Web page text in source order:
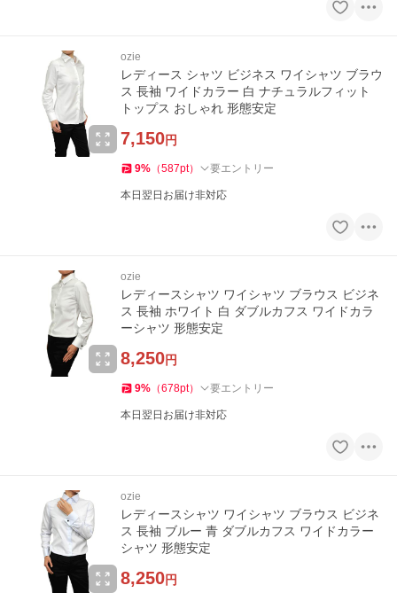
ozie
レディース シャツ ビジネス ワイシャツ ブラウ
ス 長袖 ワイドカラー 白 ナチュラルフィット
トップス おしゃれ 形態安定
7,150円
9% （587pt） 要エントリー
本日翌日お届け非対応
ozie
レディースシャツ ワイシャツ ブラウス ビジネ
ス 長袖 ホワイト 白 ダブルカフス ワイドカラ
ーシャツ 形態安定
8,250円
9% （678pt） 要エントリー
本日翌日お届け非対応
ozie
レディースシャツ ワイシャツ ブラウス ビジネ
ス 長袖 ブルー 青 ダブルカフス ワイドカラー
シャツ 形態安定
8,250円